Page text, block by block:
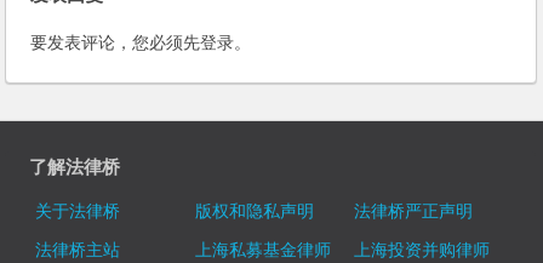
要发表评论，您必须先登录。
了解法律桥
关于法律桥 版权和隐私声明
法律桥严正声明
法律桥主站
上海私募基金律师
上海投资并购律师